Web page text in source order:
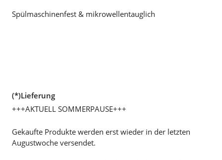
Spülmaschinenfest & mikrowellentauglich
(*)Lieferung
+++AKTUELL SOMMERPAUSE+++
Gekaufte Produkte werden erst wieder in der letzten
Augustwoche versendet.